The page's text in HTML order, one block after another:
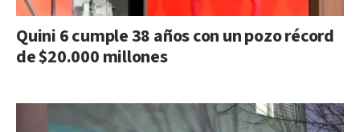
Quini 6 cumple 38 años con un pozo récord
de $20.000 millones